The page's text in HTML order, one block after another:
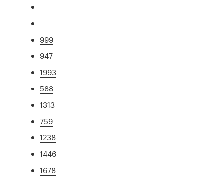
999
947
1993
588
1313
759
1238
1446
1678